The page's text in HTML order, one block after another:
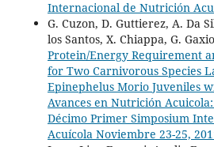
Internacional de Nutrición
G. Cuzon, D. Guttierez, A. Da
los Santos, X. Chiappa, G.
Protein/Energy Requirement
for Two Carnivorous Species
Epinephelus Morio Juveniles
Avances en Nutrición
Décimo Primer Simposium
Acuícola Noviembre 23-25,